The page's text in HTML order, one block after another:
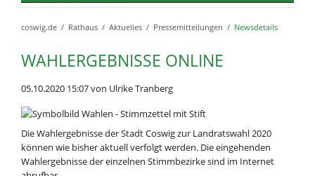
coswig.de Rathaus Aktuelles Pressemitteilungen Newsdetails
WAHLERGEBNISSE ONLINE
05.10.2020 15:07von Ulrike Tranberg
Die Wahlergebnisse der Stadt Coswig zur Landratswahl 2020
können wie bisher aktuell verfolgt werden. Die eingehenden
Wahlergebnisse der einzelnen Stimmbezirke sind im Internet